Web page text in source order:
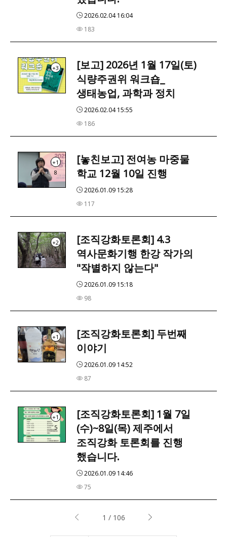
2026.02.04 16:04
183
+3
[보고] 2026년 1월 17일(토)
식량주권위 워크숍_
생태농업, 과학과 정치
2026.02.04 15:55
186
+1
8
[놓친보고] 전여농 마중물
학교 12월 10일 진행
2026.01.09 15:28
117
+2
1
[조직강화토론회] 4.3
역사문화기행 한강 작가의
"작별하지 않는다"
2026.01.09 15:18
98
+1
8
[조직강화토론회] 두번째
이야기
2026.01.09 14:52
87
+1
5
[조직강화토론회] 1월 7일
(수)~8일(목) 제주에서
조직강화 토론회를 진행
했습니다.
2026.01.09 14:46
75
1 / 106